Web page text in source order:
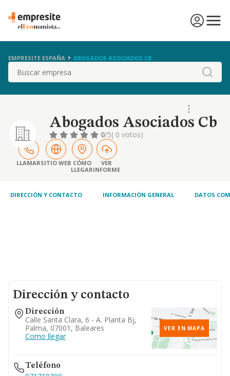
EMPRESITE ESPAÑA ABOGADOS ASOCIADOS CB
Buscar
Abogados Asociados Cb
0/5( 0 votos)
LLAMARSITIO WEB CÓMO
LLEGAR
VER
INFORME
DIRECCIÓN Y CONTACTO INFORMACIÓN GENERAL DATOS
Dirección y contacto
Dirección
Calle Santa Clara, 6 - A. Planta Bj,
Palma, 07001, Baleares
Como llegar
VER EN MAPA
Teléfono